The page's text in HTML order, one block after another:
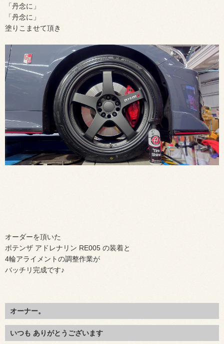
「丹念に」
「丹念に」
塗りこませて頂き
オーダーを頂いた
ポテンザ アドレナリン RE005 の装着と
4輪アライメントの調整作業が
バッチリ完成です♪
オーナー。
いつも ありがとうございます